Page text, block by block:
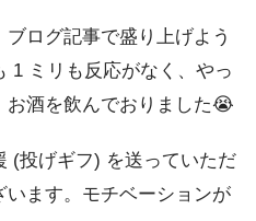
ログ記事で盛り上げよう
1 ミリも反応がなく、やっ
お酒を飲んでおりました😭
(投げギフ) を送っていただ
います。モチベーションが